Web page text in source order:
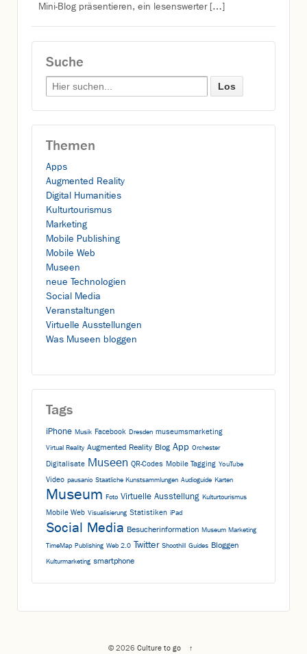
Mini-Blog präsentieren, ein lesenswerter […]
Suche
Search for:
Themen
Apps
Augmented Reality
Digital Humanities
Kulturtourismus
Marketing
Mobile Publishing
Mobile Web
Museen
neue Technologien
Social Media
Veranstaltungen
Virtuelle Ausstellungen
Was Museen bloggen
Tags
iPhone Musik Facebook Dresden museumsmarketing
Virtual Reality Augmented Reality Blog App Orchester
Digitalisate Museen QR-Codes Mobile Tagging YouTube
Video pausanio Staatliche Kunstsammlungen Audioguide Karten
Museum Foto Virtuelle Ausstellung Kulturtourismus
Mobile Web Visualisierung Statistiken iPad
Social Media Besucherinformation Museum Marketing
TimeMap Publishing Web 2.0 Twitter Shoothill Guides Bloggen
Kulturmarketing smartphone
© 2026 Culture to go ↑